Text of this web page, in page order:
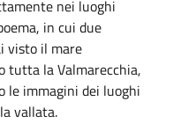
nei luoghi
in cui due
visto il mare
tutta la Valmarecchia,
le immagini dei luoghi
vallata.